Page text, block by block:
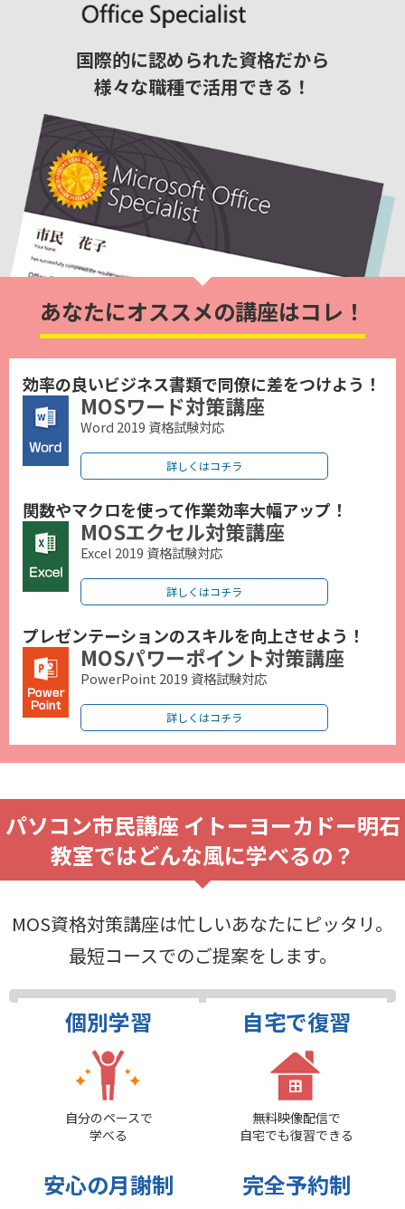
国際的に認められた資格だから
様々な職種で活用できる！
あなたにオススメの講座はコレ！
効率の良いビジネス書類で同僚に差をつけよう！
MOSワード対策講座
Word 2019 資格試験対応
詳しくはコチラ
関数やマクロを使って作業効率大幅アップ！
MOSエクセル対策講座
Excel 2019 資格試験対応
詳しくはコチラ
プレゼンテーションのスキルを向上させよう！
MOSパワーポイント対策講座
PowerPoint 2019 資格試験対応
詳しくはコチラ
パソコン市民講座 イトーヨーカドー明石
教室ではどんな風に学べるの？
MOS資格対策講座は忙しいあなたにピッタリ。
最短コースでのご提案をします。
個別学習
自分のペースで
学べる
自宅で復習
無料映像配信で
自宅でも復習できる
安心の月謝制 完全予約制